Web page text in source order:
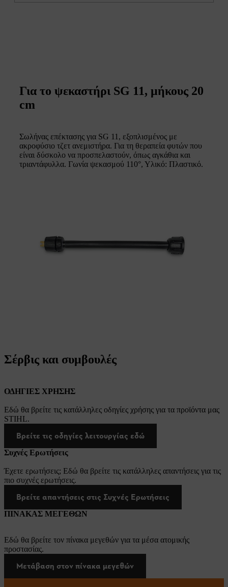
Για το ψεκαστήρι SG 11, μήκους 20
cm
Σωλήνας επέκτασης για SG 11, εξοπλισμένος με
ακροφύσιο τζετ ανεμιστήρα. Για τη θεραπεία φυτών που
είναι δύσκολο να προσπελαστούν, όπως αγκάθια και
τριαντάφυλλα. Γωνία ψεκασμού 110°, Υλικό: Πλαστικό.
Σέρβις και συμβουλές
ΟΔΗΓΙΕΣ ΧΡΗΣΗΣ
Εδώ θα βρείτε τις κατάλληλες οδηγίες χρήσης για τα προϊόντα μας
STIHL.
Βρείτε τις οδηγίες λειτουργίας εδώ
Συχνές Ερωτήσεις
Έχετε ερωτήσεις; Εδώ θα βρείτε τις κατάλληλες απαντήσεις για τις
πιο συχνές ερωτήσεις.
Βρείτε απαντήσεις στις Συχνές Ερωτήσεις
ΠΙΝΑΚΑΣ ΜΕΓΕΘΩΝ
Εδώ θα βρείτε τον πίνακα μεγεθών για τα μέσα ατομικής
προστασίας.
Μετάβαση στον πίνακα μεγεθών